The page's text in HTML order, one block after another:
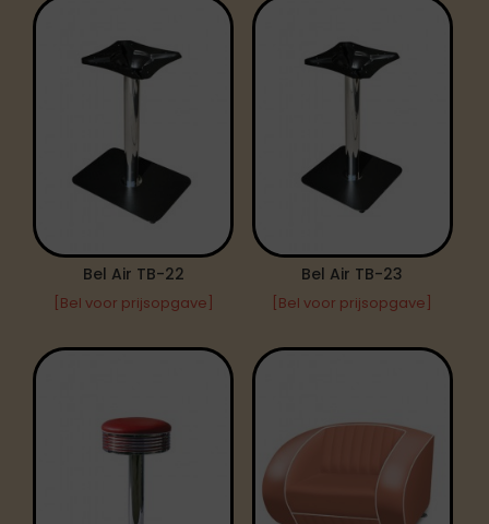
Bel Air TB-22
[Bel voor prijsopgave]
Bel Air TB-23
[Bel voor prijsopgave]